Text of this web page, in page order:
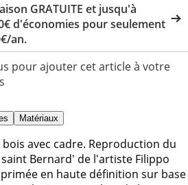
GRATUITE et jusqu'à
d'économies pour seulement
an.
pour ajouter cet article à votre
Matériaux
avec cadre. Reproduction du
Bernard' de l'artiste Filippo
en haute définition sur base